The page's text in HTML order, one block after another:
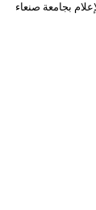
بجامعة صنعاء